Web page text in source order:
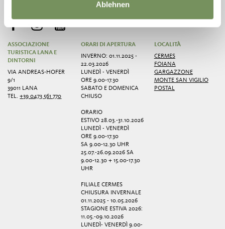
Ablehnen
ASSOCIAZIONE
TURISTICA LANA E
DINTORNI
VIA ANDREAS-HOFER
9/1
39011 LANA
TEL.+39 0473 561 770
ORARI DI APERTURA
INVERNO: 01.11.2025 -
22.03.2026
LUNEDÌ - VENERDÌ
ORE 9.00-17.30
SABATO E DOMENICA
CHIUSO
ORARIO
ESTIVO 28.03.-31.10.2026
LUNEDÌ - VENERDÌ
ORE 9.00-17.30
SA 9.00-12.30 UHR
25.07.-26.09.2026 SA
9.00-12.30 + 15.00-17.30
UHR
FILIALE CERMES
CHIUSURA INVERNALE
01.11.2025 - 10.05.2026
STAGIONE ESTIVA 2026:
11.05.-09.10.2026
LUNEDÌ- VENERDÌ 9.00-
LOCALITÀ
CERMES
FOIANA
GARGAZZONE
MONTE SAN VIGILIO
POSTAL